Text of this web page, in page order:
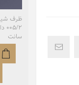
ظرف
سانت